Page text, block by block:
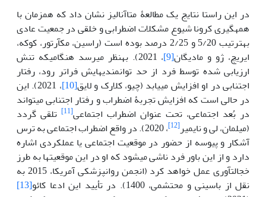
در این راستا نتایج یک مطالعۀ متاآنالیز نشان داد که همزمان با
همه‏گیری کرونا شیوع مشکلات اضطرابی و خلقی در جمعیت عادی
به‏ترتیب 5/20 و 2/25 درصد بوده است (راسین، مک‏آرتور، کوکه،
ایریچ، ژو و مادیگان[9]
، 2021). به‏نظر می‏رسد هنگامی‏که تنش
ارزیابی شده توسط فرد از حد توانمندی‏هایش فراتر رود، رفتار
اجتنابی در او افزایش می‏یابد (چیو، کلارک و لایق[10]
، 2021). این
در حالی است که افزایش تجربۀ اضطراب و رفتار اجتنابی می‏تواند
در بُعد اجتماعی، تحت عنوان اضطراب اجتماعی[11]
تلقی گردد
(میلمان، لی و نایمیر[12]
، 2020). در واقع اضطراب اجتماعی به ترس
آشکار و پیوسه از حضور در موقعیت اجتماعی یا عملکردی اشاره
دارد و از این باور فرد ناشی می‏شود که او در این موقعیت‏ها به طرز
خجالت‏آوری عمل خواهد کرد (انجمن روانپزشکی آمریکا، 2015 به
نقل از باسینی و محتشمی، 1400). در تأیید این ادعا کائو
[13]